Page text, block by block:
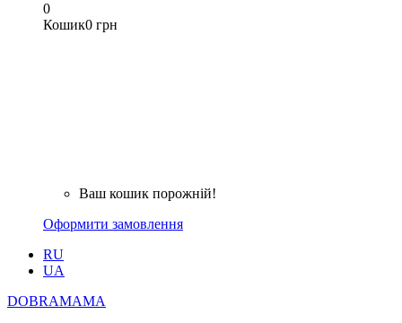
0
Кошик0 грн
Ваш кошик порожній!
Оформити замовлення
RU
UA
DOBRAMAMA